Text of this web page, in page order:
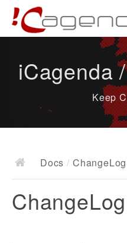
News
Docs
Documentation
iCagenda
Keep
Docs / ChangeLog
ChangeLog